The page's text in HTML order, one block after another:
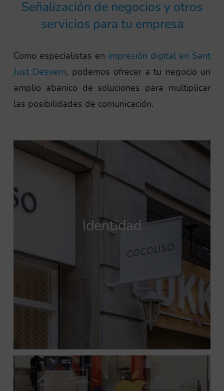
Señalización de negocios y otros
servicios para tu empresa
Como especialistas en impresión digital en Sant
Just Desvern, podemos ofrecer a tu negocio un
amplio abanico de soluciones para multiplicar
las posibilidades de comunicación.
Identidad